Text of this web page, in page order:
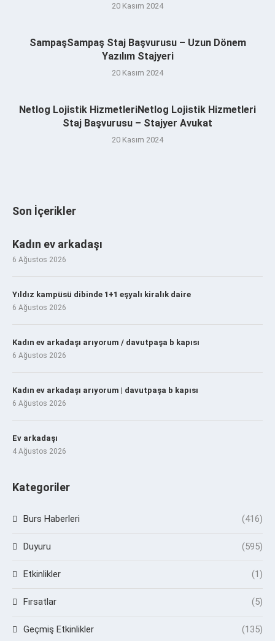
20 Kasım 2024
SampaşSampaş Staj Başvurusu – Uzun Dönem
Yazılım Stajyeri
20 Kasım 2024
Netlog Lojistik HizmetleriNetlog Lojistik Hizmetleri
Staj Başvurusu – Stajyer Avukat
20 Kasım 2024
Son İçerikler
Kadın ev arkadaşı
6 Ağustos 2026
Yıldız kampüsü dibinde 1+1 eşyalı kiralık daire
6 Ağustos 2026
Kadın ev arkadaşı arıyorum / davutpaşa b kapısı
6 Ağustos 2026
Kadın ev arkadaşı arıyorum | davutpaşa b kapısı
6 Ağustos 2026
Ev arkadaşı
4 Ağustos 2026
Kategoriler
Burs Haberleri (416)
Duyuru (595)
Etkinlikler (1)
Fırsatlar (5)
Geçmiş Etkinlikler (135)